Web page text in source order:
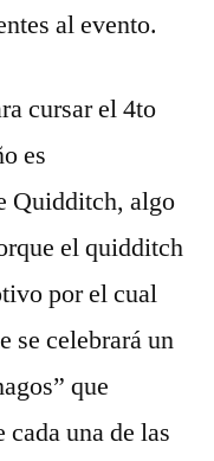
al evento.
cursar el 4to
es
Quidditch, algo
el quidditch
por el cual
se celebrará un
que
una de las